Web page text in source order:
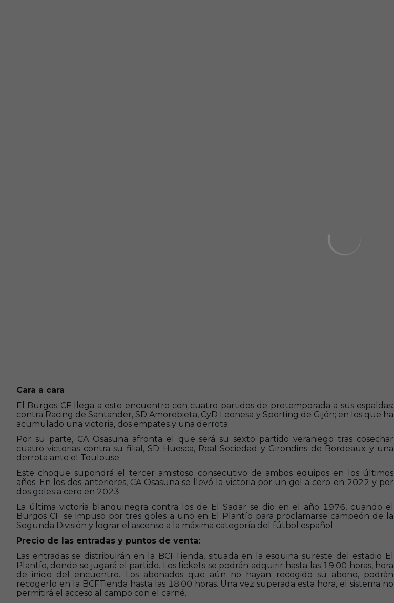
Cara a cara
El Burgos CF llega a este encuentro con cuatro partidos de pretemporada a sus espaldas:
contra Racing de Santander, SD Amorebieta, CyD Leonesa y Sporting de Gijón; en los que ha
acumulado una victoria, dos empates y una derrota.
Por su parte, CA Osasuna afronta el que será su sexto partido veraniego tras cosechar
cuatro victorias contra su filial, SD Huesca, Real Sociedad y Girondins de Bordeaux y una
derrota ante el Toulouse.
Este choque supondrá el
tercer amistoso consecutivo de ambos equipos en los últimos
años. En los dos anteriores, CA Osasuna se llevó la victoria por un gol a cero en 2022 y por
dos goles a cero en 2023.
La última victoria blanquinegra contra los de El Sadar se dio en el año 1976, cuando el
Burgos CF se impuso por tres goles a uno en El Plantío para proclamarse campeón de la
Segunda División y lograr el ascenso a la máxima categoría del fútbol español.
Precio de las entradas y puntos de venta:
Las entradas se distribuirán en la BCFTienda, situada en la esquina sureste del estadio El
Plantío, donde se jugará el partido. Los tickets se podrán adquirir hasta las 19:00 horas, hora
de inicio del encuentro. Los abonados que aún no hayan recogido su abono, podrán
recogerlo en la BCFTienda hasta las 18:00 horas. Una vez superada esta hora, el sistema no
permitirá el acceso al campo con el carné.